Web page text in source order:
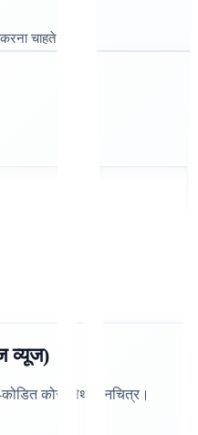
चाहते हैं।
व्यूज)
कोरोप्लेथ मानचित्र।